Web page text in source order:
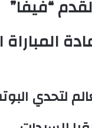
“فيفا”
لتحدي